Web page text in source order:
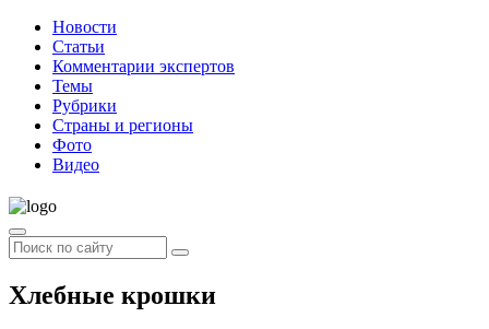
Новости
Статьи
Комментарии экспертов
Темы
Рубрики
Страны и регионы
Фото
Видео
Хлебные крошки